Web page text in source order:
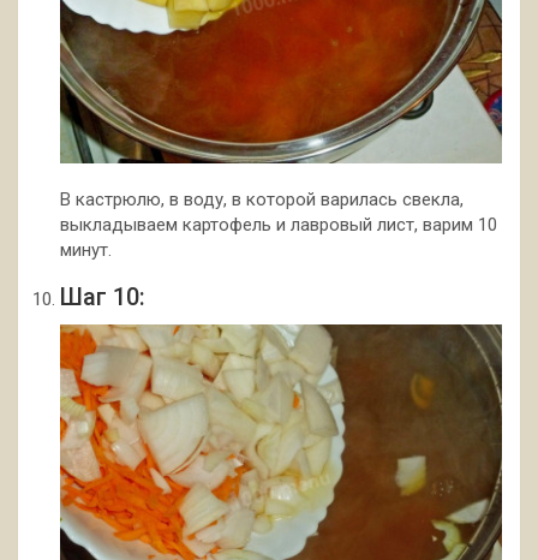
В кастрюлю, в воду, в которой варилась свекла,
выкладываем картофель и лавровый лист, варим 10
минут.
Шаг 10: